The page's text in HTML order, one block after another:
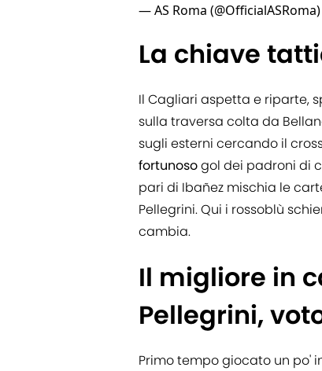
— AS Roma (@OfficialASRoma)
La chiave
Il Cagliari aspetta e riparte,
sulla traversa colta da
sugli esterni cercando il
fortunosogol dei padroni di
pari di Ibañez mischia le
Pellegrini. Qui i rossoblù
cambia.
Il migliore in
Pellegrini,
Primo tempo giocato un po'